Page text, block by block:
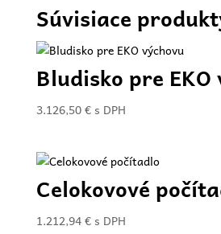
Súvisiace
Bludisko pre EKO
3.126,50€ s DPH
Celokovové
1.212,94€ s DPH